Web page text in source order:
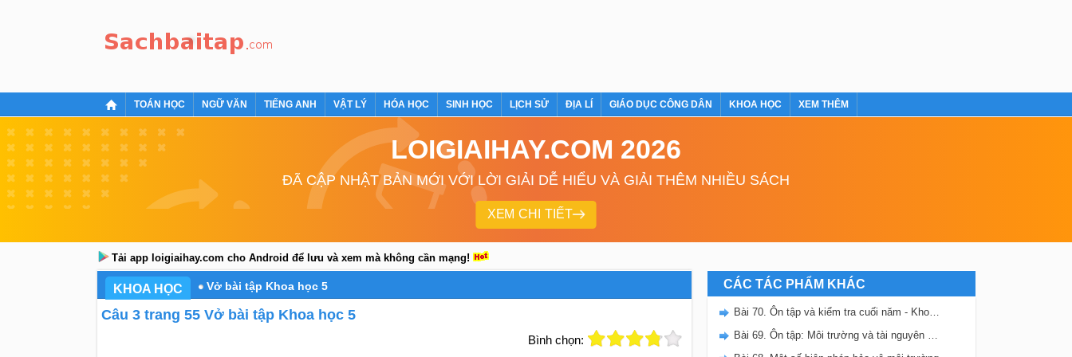
TOÁN HỌC NGỮ VĂN TIẾNG ANH VẬT LÝ HÓA HỌC SINH HỌC LỊCH SỬ ĐỊA LÍ GIÁO DỤC CÔNG DÂN KHOA HỌC XEM THÊM
LOIGIAIHAY.COM 2026
ĐÃ CẬP NHẬT BẢN MỚI VỚI LỜI GIẢI DỄ HIỂU VÀ GIẢI THÊM NHIỀU SÁCH
XEM CHI TIẾT
Tải app loigiaihay.com cho Android để lưu và xem mà không cần mạng!
KHOA HỌC Vở bài tập Khoa học 5
Câu 3 trang 55 Vở bài tập Khoa học 5
Bình chọn:
CÁC TÁC PHẨM KHÁC
Bài 70. Ôn tập và kiểm tra cuối năm - Khoa học 5
Bài 69. Ôn tập: Môi trường và tài nguyên thiên nhiên